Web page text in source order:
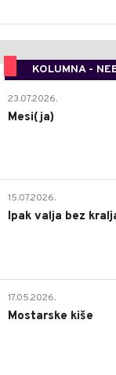
KOLUMNA -
23.07.2026.
Mesi(ja)
15.07.2026.
Ipak valja bez
17.05.2026.
Mostarske kiše